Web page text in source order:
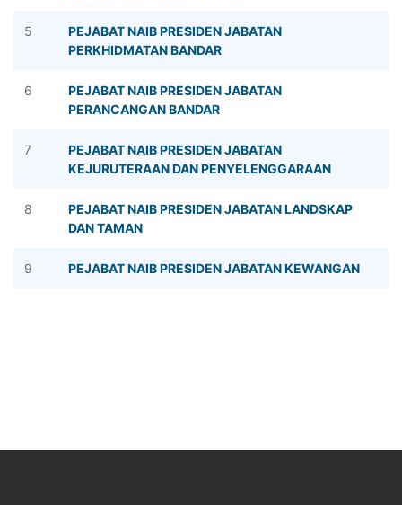
5
PEJABAT NAIB PRESIDEN JABATAN
PERKHIDMATAN BANDAR
6
PEJABAT NAIB PRESIDEN JABATAN
PERANCANGAN BANDAR
7
PEJABAT NAIB PRESIDEN JABATAN
KEJURUTERAAN DAN PENYELENGGARAAN
8
PEJABAT NAIB PRESIDEN JABATAN LANDSKAP
DAN TAMAN
9 PEJABAT NAIB PRESIDEN JABATAN KEWANGAN